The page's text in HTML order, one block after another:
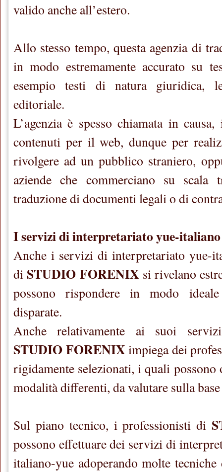
valido anche all’estero.
Allo stesso tempo, questa agenzia di
in modo estremamente accurato su
esempio testi di natura giuridica,
editoriale.
L’agenzia è spesso chiamata in
contenuti per il web, dunque per
rivolgere ad un pubblico straniero,
aziende che commerciano su scala
traduzione di documenti legali o di
I servizi di interpretariato yue-
Anche i servizi di interpretariato yue-
diSTUDIO FORENIX si rivelano
possono rispondere in modo
disparate.
Anche relativamente ai suoi
STUDIO FORENIX impiega dei
rigidamente selezionati, i quali
modalità differenti, da valutare sulla
Sul piano tecnico, i professionisti di
possono effettuare dei servizi di
italiano-yue adoperando molte